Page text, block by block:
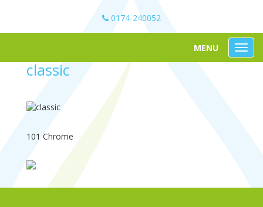
0174-240052
classic
101 Chrome